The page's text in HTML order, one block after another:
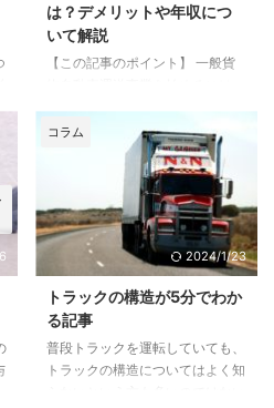
は？デメリットや年収につ
いて解説
【この記事のポイント】 一般貨
原則として営業所ごとに5台以上
の事業用自動車を確保し、営業
所・車庫・運行管理体制・整備管
理体制・資金計画などの許可要件
を満たす必要があります。法人だ
けでなく、個人でも申請できま
す。 許可申請から許可までの期
間は管轄する地方運輸局によって
異なります。例えば関東運輸局で
は、一般貨物自動車運送事業の許
可に関する標準処理期間は3～5
ヶ月です。これとは別に、申請前
の準備や許可後の運輸開始手続き
コラム
2024/1/23
トラックの構造が5分でわか
る記事
普段トラックを運転していても、
トラックの構造についてはよく知